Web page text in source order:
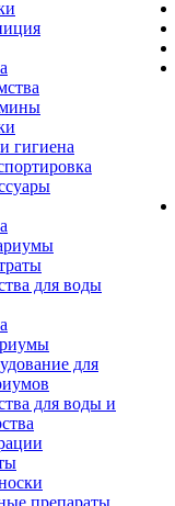
гигиена
для воды
для
для воды и
препараты